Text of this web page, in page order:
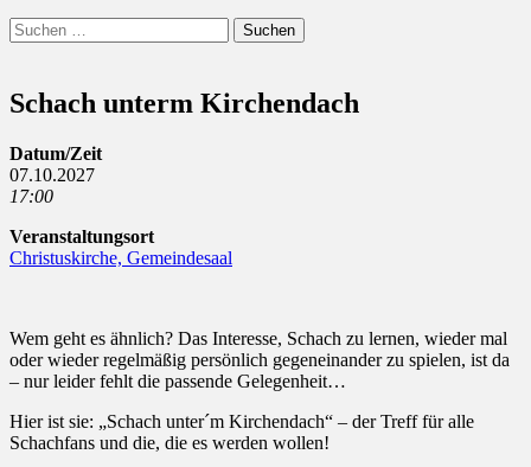
Suchen
Suchen
nach:
Schach unterm Kirchendach
Datum/Zeit
07.10.2027
17:00
Veranstaltungsort
Christuskirche, Gemeindesaal
Wem geht es ähnlich? Das Interesse, Schach zu lernen, wieder mal
oder wieder regelmäßig persönlich gegeneinander zu spielen, ist da
– nur leider fehlt die passende Gelegenheit…
Hier ist sie: „Schach unter´m Kirchendach“ – der Treff für alle
Schachfans und die, die es werden wollen!